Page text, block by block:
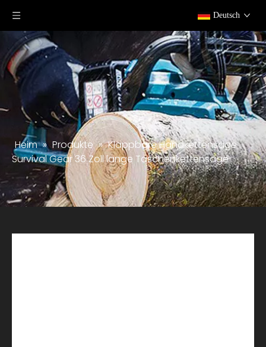
Deutsch
Heim » Produkte » Klappbare Handkettensäge
Survival Gear 36 Zoll lange Taschenkettensäge